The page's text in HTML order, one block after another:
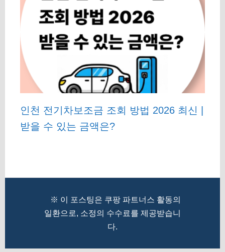
인천 전기차보조금 조회 방법 2026 최신 |
받을 수 있는 금액은?
※ 이 포스팅은 쿠팡 파트너스 활동의
일환으로, 소정의 수수료를 제공받습니
다.